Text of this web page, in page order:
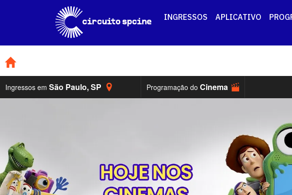
INGRESSOS APLICATIVO